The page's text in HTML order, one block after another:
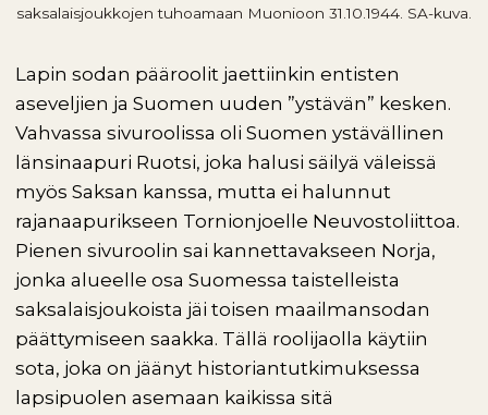
saksalaisjoukkojen tuhoamaan Muonioon 31.10.1944. SA-kuva.
Lapin sodan pääroolit jaettiinkin entisten
aseveljien ja Suomen uuden ”ystävän” kesken.
Vahvassa sivuroolissa oli Suomen ystävällinen
länsinaapuri Ruotsi, joka halusi säilyä väleissä
myös Saksan kanssa, mutta ei halunnut
rajanaapurikseen Tornionjoelle Neuvostoliittoa.
Pienen sivuroolin sai kannettavakseen Norja,
jonka alueelle osa Suomessa taistelleista
saksalaisjoukoista jäi toisen maailmansodan
päättymiseen saakka. Tällä roolijaolla käytiin
sota, joka on jäänyt historiantutkimuksessa
lapsipuolen asemaan kaikissa sitä